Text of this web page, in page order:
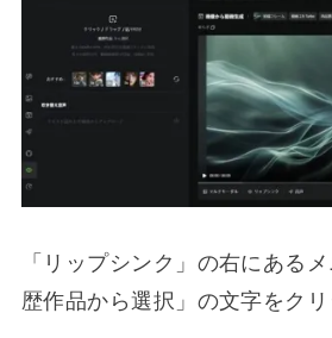
「リップシンク」の右にある
歴作品から選択」の文字をクリ